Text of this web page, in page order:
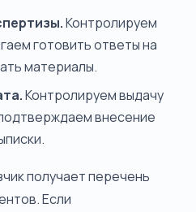
Контролируем
готовить ответы на
материалы.
Контролируем выдачу
внесение
получает перечень
Если